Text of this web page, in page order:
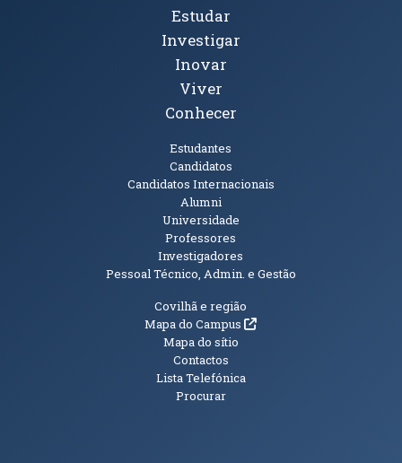
Tópicos Principais
Estudar
Investigar
Inovar
Viver
Conhecer
Estudantes
Candidatos
Candidatos Internacionais
Alumni
Universidade
Professores
Investigadores
Pessoal Técnico, Admin. e Gestão
Informações Adicionais
Covilhã e região
Mapa do Campus(abre em nova janela)
Mapa do sítio
Contactos
Lista Telefónica
Procurar